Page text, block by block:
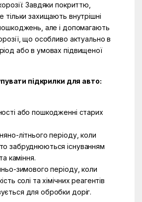
Завдяки покриттю,
тільки захищають внутрішні
але і допомагають
що особливо актуально в
або в умовах підвищеної
підкрилки для авто:
або пошкодженні старих
літнього періоду, коли
забруднюються існуванням
каміння.
зимового періоду, коли
солі та хімічних реагентів
для обробки доріг.